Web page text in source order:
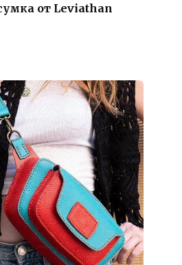
от Leviathan